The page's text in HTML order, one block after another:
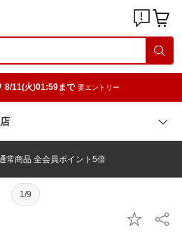
8/11(火)01:59まで 要エントリー
常商品 全会員ポイント5倍
1/9